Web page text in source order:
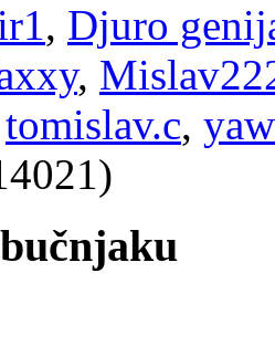
, Djuro
,
tomislav.c,